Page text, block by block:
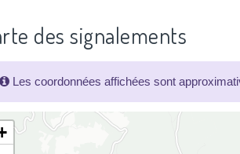
des signalements
Les coordonnées affichées sont